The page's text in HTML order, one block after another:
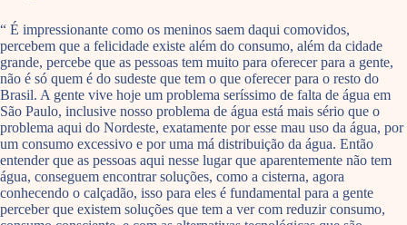
“ É impressionante como os meninos saem daqui comovidos,
percebem que a felicidade existe além do consumo, além da cidade
grande, percebe que as pessoas tem muito para oferecer para a gente,
não é só quem é do sudeste que tem o que oferecer para o resto do
Brasil. A gente vive hoje um problema seríssimo de falta de água em
São Paulo, inclusive nosso problema de água está mais sério que o
problema aqui do Nordeste, exatamente por esse mau uso da água, por
um consumo excessivo e por uma má distribuição da água. Então
entender que as pessoas aqui nesse lugar que aparentemente não tem
água, conseguem encontrar soluções, como a cisterna, agora
conhecendo o calçadão, isso para eles é fundamental para a gente
perceber que existem soluções que tem a ver com reduzir consumo,